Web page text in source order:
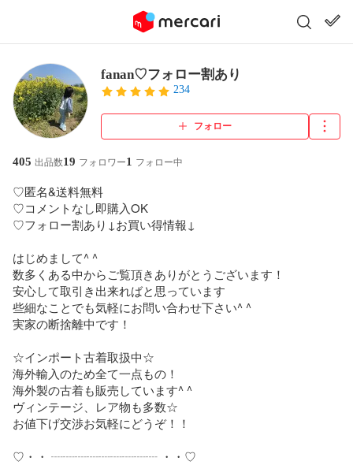
fanan♡フォロー割あり
234
フォロー
405 出品数19 フォロワー1 フォロー中
♡匿名&送料無料
♡コメントなし即購入OK
♡フォロー割あり↓お買い得情報↓
はじめまして^ ^
数多くある中からご覧頂きありがとうございます！
安心して取引き出来ればと思っています
些細なことでも気軽にお問い合わせ下さい^ ^
実家の断捨離中です！
☆インポート古着取扱中☆
海外輸入のため全て一点もの！
海外製の古着も販売しています^ ^
ヴィンテージ、レア物も多数☆
お値下げ交渉お気軽にどうぞ！！
♡・・ ┈┈┈┈┈┈┈┈┈ ・・♡